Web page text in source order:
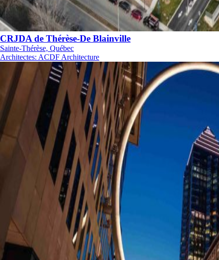
CRJDA de Thérèse-De Blainville
Sainte-Thérèse, Québec
Architectes: ACDF Architecture